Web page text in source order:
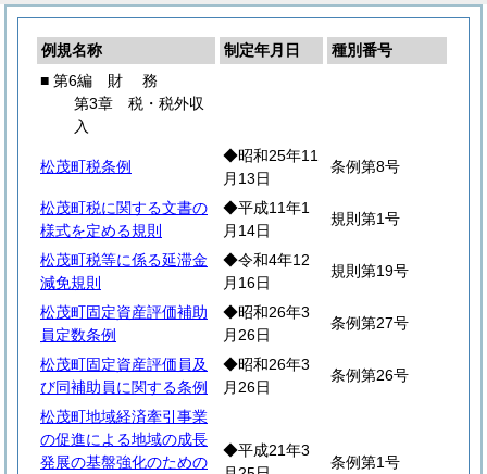
例規名称 制定年月日
種別番号
■ 第6編 財 務
第3章 税・税外収
入
松茂町税条例
◆昭和25年11
月13日
条例第8号
松茂町税に関する文書の
様式を定める規則
◆平成11年1
月14日
規則第1号
松茂町税等に係る延滞金
減免規則
◆令和4年12
月16日
規則第19号
松茂町固定資産評価補助
員定数条例
◆昭和26年3
月26日
条例第27号
松茂町固定資産評価員及
び同補助員に関する条例
◆昭和26年3
月26日
条例第26号
松茂町地域経済牽引事業
の促進による地域の成長
発展の基盤強化のための
◆平成21年3
条例第1号